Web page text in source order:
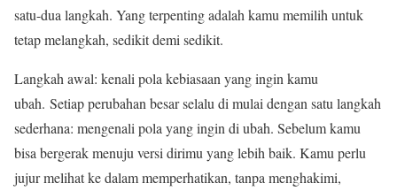
satu-dua langkah. Yang terpenting adalah kamu memilih untuk
tetap melangkah, sedikit demi sedikit.
Langkah awal: kenali pola kebiasaan yang ingin kamu
ubah. Setiap perubahan besar selalu di mulai dengan satu langkah
sederhana: mengenali pola yang ingin di ubah. Sebelum kamu
bisa bergerak menuju versi dirimu yang lebih baik. Kamu perlu
jujur melihat ke dalam memperhatikan, tanpa menghakimi,